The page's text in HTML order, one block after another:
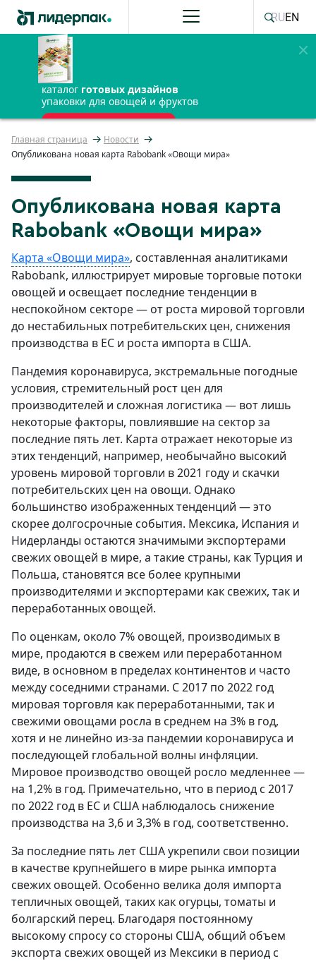
каталог готовых дизайнов
упаковки для овощей и фруктов
ПОЛУЧИТЬ БЕСПЛАТНО
RUEN
Главная страница
Новости
Опубликована новая карта Rabobank «Овощи мира»
Опубликована новая карта
Rabobank «Овощи мира»
Карта «Овощи мира», составленная аналитиками
Rabobank, иллюстрирует мировые торговые потоки
овощей и освещает последние тенденции в
неспокойном секторе — от роста мировой торговли
до нестабильных потребительских цен, снижения
производства в ЕС и роста импорта в США.
Пандемия коронавируса, экстремальные погодные
условия, стремительный рост цен для
производителей и сложная логистика — вот лишь
некоторые факторы, повлиявшие на сектор за
последние пять лет. Карта отражает некоторые из
этих тенденций, например, необычайно высокий
уровень мировой торговли в 2021 году и скачки
потребительских цен на овощи. Однако
большинство изображенных тенденций — это
скорее долгосрочные события. Мексика, Испания и
Нидерланды остаются значимыми экспортерами
свежих овощей в мире, а такие страны, как Турция и
Польша, становятся все более крупными
производителями и экспортерами как свежих, так и
переработанных овощей.
По оценкам, около 7% овощей, производимых в
мире, продаются в свежем или переработанном
виде, в основном в пределах континентов и часто
между соседними странами. С 2017 по 2022 год
мировая торговля как переработанными, так и
свежими овощами росла в среднем на 3% в год,
хотя и не линейно из-за пандемии коронавируса и
последующей глобальной волны инфляции.
Мировое производство овощей росло медленнее —
на 1,2% в год. Примечательно, что в период с 2017
по 2022 год в ЕС и США наблюдалось снижение
производства на 3,6 и 3,3% в год, соответственно.
За последние пять лет США укрепили свои позиции
в качестве крупнейшего в мире рынка импорта
свежих овощей. Особенно велика доля импорта
тепличных овощей, таких как огурцы, томаты и
болгарский перец. Благодаря постоянному
высокому спросу со стороны США, общий объем
экспорта свежих овощей из Мексики в период с